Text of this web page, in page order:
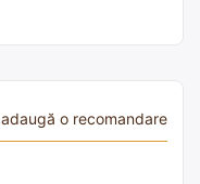
adaugă o recomandare